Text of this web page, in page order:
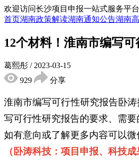
欢迎访问长沙项目申报一站式服务平台
首页湖南政策解读湖南通知公告湖南
12个材料！淮南市编写
葛熙彤 / 2023-03-15
929
分享
淮南市编写可行性研究报告卧
写可行性研究报告的要求、需
如有意向或了解更多内容可以
（卧涛科技：项目申报、科技